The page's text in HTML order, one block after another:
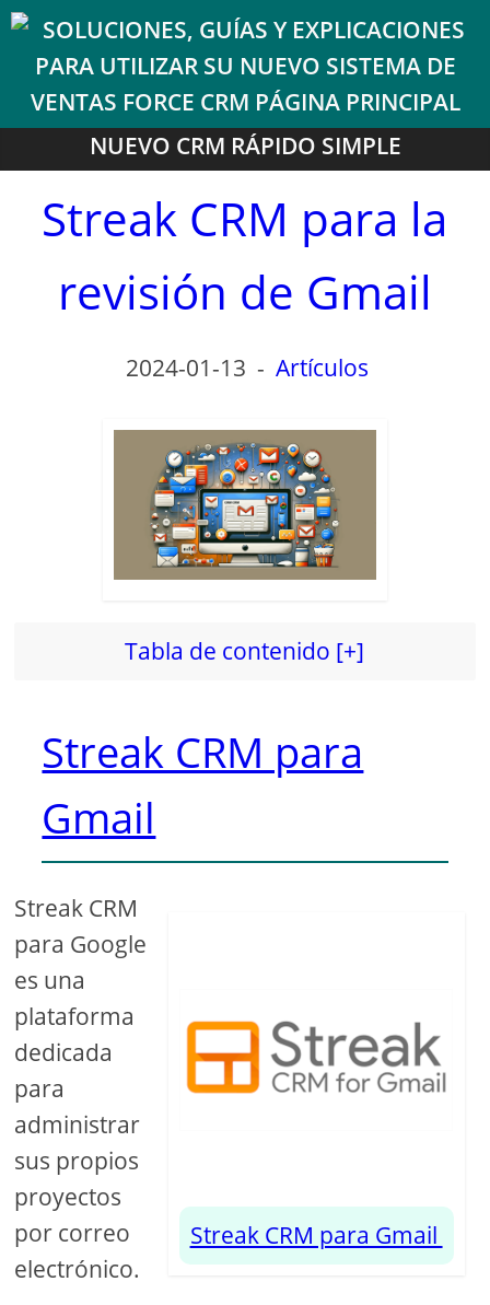
NUEVO CRM RÁPIDO SIMPLE
Streak CRM para la
revisión de Gmail
2024-01-13 -Artículos
Tabla de contenido [+]
Streak CRM para
Gmail
Streak CRM para Gmail
Streak CRM
para Google
es una
plataforma
dedicada
para
administrar
sus propios
proyectos
por correo
electrónico.